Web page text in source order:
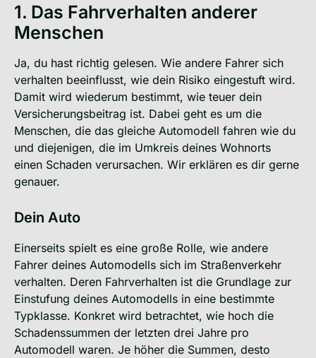
1. Das Fahrverhalten anderer
Menschen
Ja, du hast richtig gelesen. Wie andere Fahrer sich
verhalten beeinflusst, wie dein Risiko eingestuft wird.
Damit wird wiederum bestimmt, wie teuer dein
Versicherungsbeitrag ist. Dabei geht es um die
Menschen, die das gleiche Automodell fahren wie du
und diejenigen, die im Umkreis deines Wohnorts
einen Schaden verursachen. Wir erklären es dir gerne
genauer.
Dein Auto
Einerseits spielt es eine große Rolle, wie andere
Fahrer deines Automodells sich im Straßenverkehr
verhalten. Deren Fahrverhalten ist die Grundlage zur
Einstufung deines Automodells in eine bestimmte
Typklasse. Konkret wird betrachtet, wie hoch die
Schadenssummen der letzten drei Jahre pro
Automodell waren. Je höher die Summen, desto